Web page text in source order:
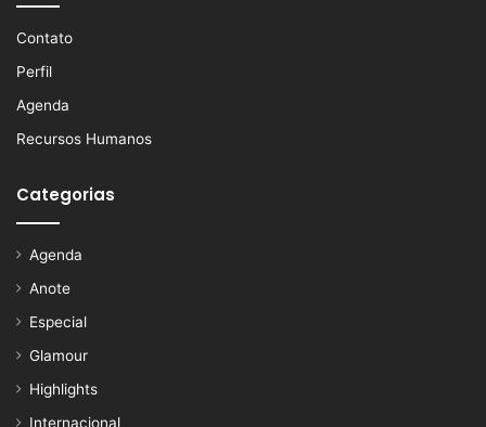
Contato
Perfil
Agenda
Recursos Humanos
Categorias
Agenda
Anote
Especial
Glamour
Highlights
Internacional